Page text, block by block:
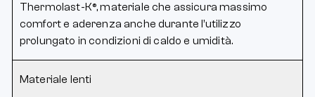
Thermolast-K®, materiale che assicura massimo
comfort e aderenza anche durante l’utilizzo
prolungato in condizioni di caldo e umidità.
Materiale lenti